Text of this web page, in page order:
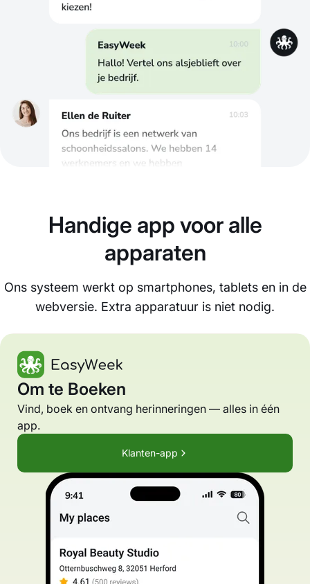
Handige app voor alle
apparaten
Ons systeem werkt op smartphones, tablets en in de
webversie. Extra apparatuur is niet nodig.
Om te Boeken
Vind, boek en ontvang herinneringen — alles in één
app.
Klanten-app